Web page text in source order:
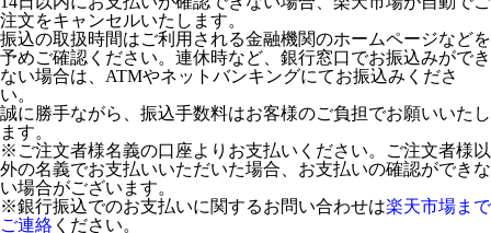
注文をキャンセルいたします。
振込の取扱時間はご利用される金融機関のホームページなどを
予めご確認ください。連休時など、銀行窓口でお振込みができ
ない場合は、ATMやネットバンキングにてお振込みくださ
い。
誠に勝手ながら、振込手数料はお客様のご負担でお願いいたし
ます。
※ご注文者様名義の口座よりお支払いください。ご注文者様以
外の名義でお支払いいただいた場合、お支払いの確認ができな
い場合がございます。
※銀行振込でのお支払いに関するお問い合わせは楽天市場まで
ご連絡 ください。